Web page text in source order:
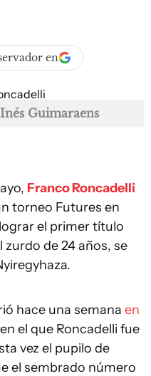
en
Guimaraens
Franco Roncadelli
torneo Futures en
el primer título
de 24 años, se
hace una semana en
el que Roncadelli fue
vez el pupilo de
el sembrado número